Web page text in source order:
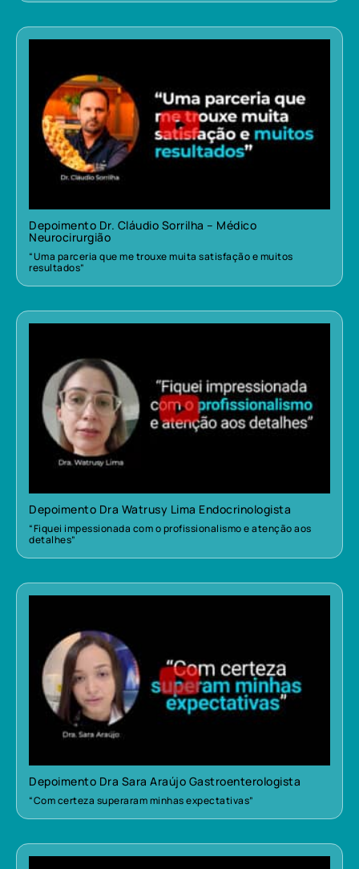
Depoimento Dr. Cláudio Sorrilha – Médico
Neurocirurgião
“Uma parceria que me trouxe muita satisfação e muitos
resultados”
Depoimento Dra Watrusy Lima Endocrinologista
“Fiquei impessionada com o profissionalismo e atenção aos
detalhes”
Depoimento Dra Sara Araújo Gastroenterologista
“Com certeza superaram minhas expectativas”